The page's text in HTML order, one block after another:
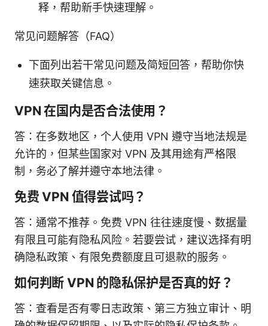
释，帮助新手快速理解。
常见问题解答（FAQ）
下面列出若干常见问题及简短回答，帮助你快
速获取关键信息。
VPN 在国内是否合法使用？
答：在多数地区，个人使用 VPN 遵守当地法规是
允许的，但某些国家对 VPN 及其用途有严格限
制，务必了解并遵守本地法律。
免费 VPN 值得尝试吗？
答：通常不推荐。免费 VPN 往往速度慢、数据量
有限且可能有隐私风险。若要尝试，建议选择有明
确隐私政策、有限免费额度且可退款的服务。
如何判断 VPN 的隐私保护是否真的好？
答：查看是否有零日志政策、第三方独立审计、明